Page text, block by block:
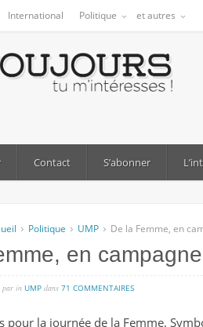
International Politique et autres
Contact S’abonner
Politique UMP De la Femme, en
en campagne
par in UMP dans 71 COMMENTAIRESsur
la
pour la journée de la Femme.